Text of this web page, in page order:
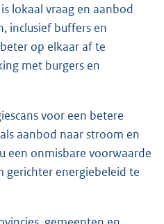
lokaal vraag en aanbod
inclusief buffers en
op elkaar af te
met burgers en
voor een betere
aanbod naar stroom en
een onmisbare voorwaarde
gerichter energiebeleid te